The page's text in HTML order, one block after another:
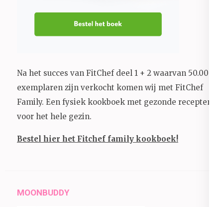
Na het succes van FitChef deel 1 + 2 waarvan 50.000+
exemplaren zijn verkocht komen wij met FitChef
Family. Een fysiek kookboek met gezonde recepten
voor het hele gezin.
Bestel hier het Fitchef family kookboek!
MOONBUDDY